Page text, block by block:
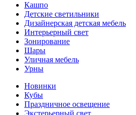
Кашпо
Детские светильники
Дизайнерская детская мебель
Интерьерный свет
Зонирование
Шары
Уличная мебель
Урны
Новинки
Кубы
Праздничное освещение
Экстерьерный свет